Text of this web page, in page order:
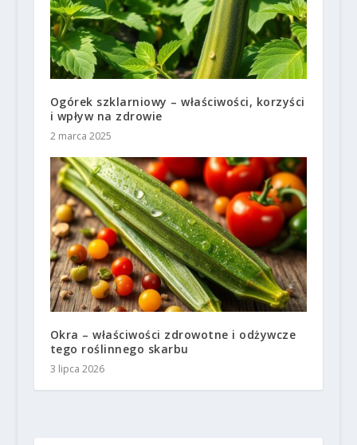
Ogórek szklarniowy – właściwości, korzyści
i wpływ na zdrowie
2 marca 2025
Okra – właściwości zdrowotne i odżywcze
tego roślinnego skarbu
3 lipca 2026